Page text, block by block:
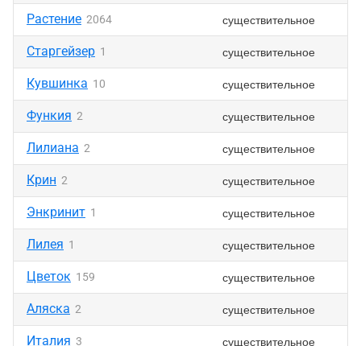
Растение 2064 существительное
Старгейзер 1 существительное
Кувшинка 10 существительное
Функия 2 существительное
Лилиана 2 существительное
Крин 2 существительное
Энкринит 1 существительное
Лилея 1 существительное
Цветок 159 существительное
Аляска 2 существительное
Италия 3 существительное